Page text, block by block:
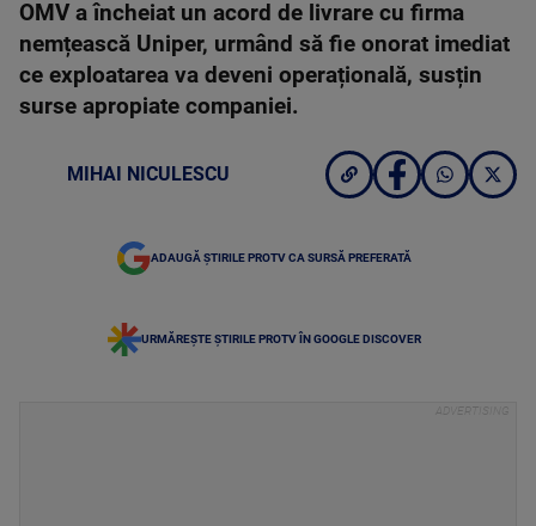
OMV a încheiat un acord de livrare cu firma
nemțească Uniper, urmând să fie onorat imediat
ce exploatarea va deveni operațională, susțin
surse apropiate companiei.
MIHAI NICULESCU
ADAUGĂ ȘTIRILE PROTV CA SURSĂ PREFERATĂ
URMĂREȘTE ȘTIRILE PROTV ÎN GOOGLE DISCOVER